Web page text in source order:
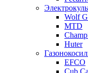
Wolf
MTD
Huter
EFCO
Cub